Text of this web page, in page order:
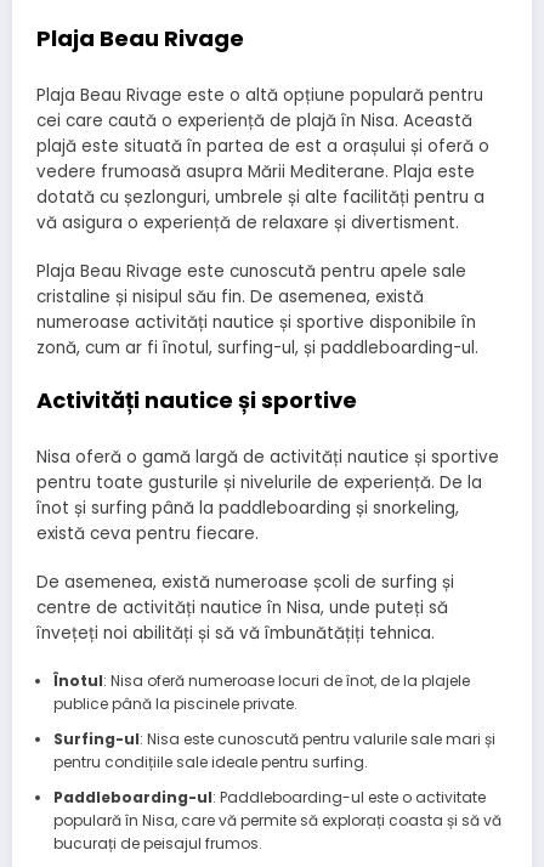
Plaja Beau Rivage
Plaja Beau Rivage este o altă opțiune populară pentru
cei care caută o experiență de plajă în Nisa. Această
plajă este situată în partea de est a orașului și oferă o
vedere frumoasă asupra Mării Mediterane. Plaja este
dotată cu șezlonguri, umbrele și alte facilități pentru a
vă asigura o experiență de relaxare și divertisment.
Plaja Beau Rivage este cunoscută pentru apele sale
cristaline și nisipul său fin. De asemenea, există
numeroase activități nautice și sportive disponibile în
zonă, cum ar fi înotul, surfing-ul, și paddleboarding-ul.
Activități nautice și sportive
Nisa oferă o gamă largă de activități nautice și sportive
pentru toate gusturile și nivelurile de experiență. De la
înot și surfing până la paddleboarding și snorkeling,
există ceva pentru fiecare.
De asemenea, există numeroase școli de surfing și
centre de activități nautice în Nisa, unde puteți să
învețeți noi abilități și să vă îmbunătățiți tehnica.
Înotul: Nisa oferă numeroase locuri de înot, de la plajele
publice până la piscinele private.
Surfing-ul: Nisa este cunoscută pentru valurile sale mari și
pentru condițiile sale ideale pentru surfing.
Paddleboarding-ul: Paddleboarding-ul este o activitate
populară în Nisa, care vă permite să explorați coasta și să vă
bucurați de peisajul frumos.